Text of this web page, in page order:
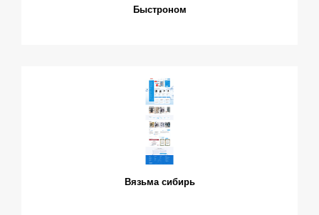
Быстроном
Вязьма сибирь